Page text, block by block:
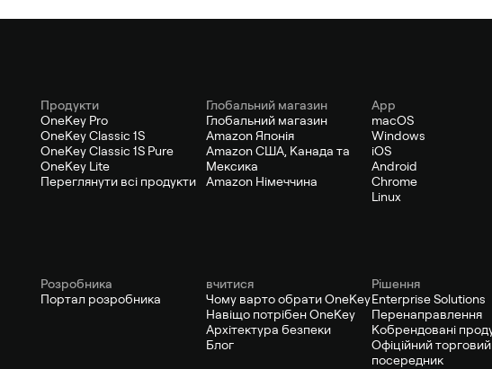
Продукти
OneKey Pro
OneKey Classic 1S
OneKey Classic 1S Pure
OneKey Lite
Переглянути всі продукти
Глобальний магазин
Глобальний магазин
Amazon Японія
Amazon США, Канада та
Мексика
Amazon Німеччина
App
macOS
Windows
iOS
Android
Chrome
Linux
Pозробника
Портал розробника
вчитися
Чому варто обрати OneKey
Навіщо потрібен OneKey
Архітектура безпеки
Блог
Рішення
Enterprise Solutions
Перенаправлення
Кобрендовані
Офіційний торговий
посередник